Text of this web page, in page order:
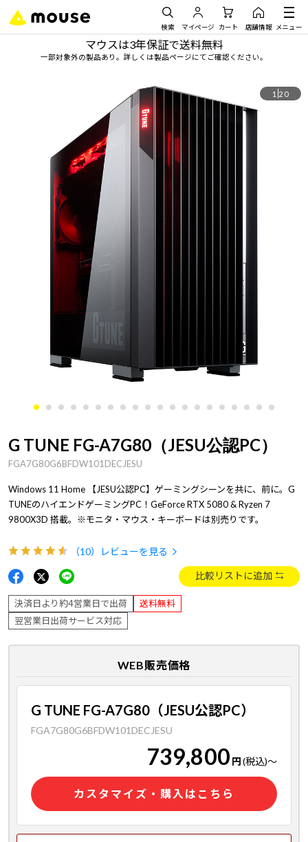
検索 マイページ カート 店舗情報 メニュー
マウスは3年保証で送料無料
一部対象外の製品あり。詳しくは製品ページにてご確認ください。
1 20
G TUNE FG-A7G80（JESU公認PC）
FGA7G80G6BFDW101DECJESU
Windows 11 Home 【JESU公認PC】ゲーミングシーンを共に、前に。G
TUNEのハイエンドゲーミングPC！GeForce RTX 5080 & Ryzen 7
9800X3D 搭載。※モニタ・マウス・キーボードは別売りです。
（10） レビューを見る
比較リストに追加
決済日より約4営業日で出荷
送料無料
翌営業日出荷サービス対応
WEB販売価格
G TUNE FG-A7G80（JESU公認PC）
FGA7G80G6BFDW101DECJESU
739,800 円(税込)～
カスタマイズ・購入はこちら